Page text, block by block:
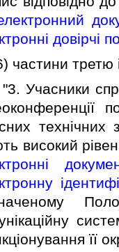
довiрчi
третю
Учасники
технiчних
високий
її